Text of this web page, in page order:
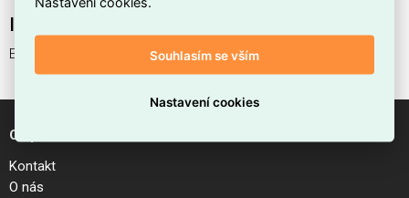
Interní název produktu
EGO ACCENT 13W 4000K DALI BK
O společnosti
Kontakt
O nás
Souhlasím se vším
Nastavení cookies